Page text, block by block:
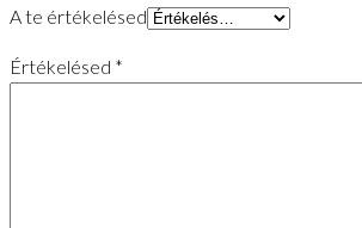
A te értékelésed
Értékelésed *